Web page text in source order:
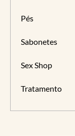
Pés
Sabonetes
Sex Shop
Tratamento